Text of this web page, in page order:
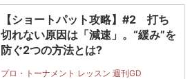
【ショートパット攻略】#2 打ち
切れない原因は「減速」。“緩み”を
防ぐ2つの方法とは?
プロ・トーナメント レッスン 週刊GD